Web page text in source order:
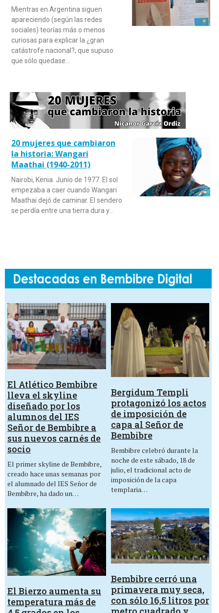
Mientras en Argentina siguen
apareciendo (según las redes
sociales) teorías más o menos
curiosas para explicar la ¿gran
catástrofe nacional?, que supuso
que sólo quedase…
20 mujeres que cambiaron
la historia: Wangari
Maathai (1940-2011)
Nairobi, Kenia. Junio de 1977. El sol
empezaba a caer cuando Wangari
Maathai dejó de caminar. El sendero
se perdía entre una tierra dura y…
El Atlético Bembibre
lleva el skyline
diseñado por los
alumnos del IES
Señor de Bembibre a
sus nuevos carnés de
socio
El primer skyline de Bembibre,
creado hace unas semanas por
el alumnado del IES Señor de
Bembibre, ha dado un…
Bergidum Templi
protagonizó los actos
de imposición de
capa al Señor de
Bembibre
Bembibre celebró durante la
noche de este sábado, 18 de
julio, el tradicional acto de
imposición de la capa
templaria…
El Bierzo aumenta su
temperatura más de
Bembibre cerró una
primavera muy seca,
con sólo 16,5 litros por